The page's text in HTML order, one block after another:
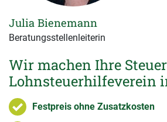
Wir machen Ihre
Lohnsteuerhilfeverein
Festpreis ohne Zusatzkosten
Julia Bienemann
Beratungsstellenleiterin